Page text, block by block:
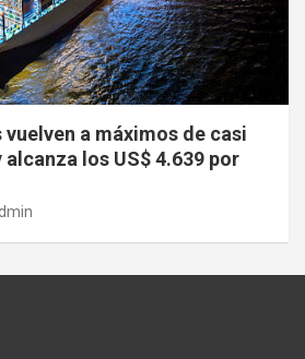
a máximos de casi
alcanza los US$ 4.639 por